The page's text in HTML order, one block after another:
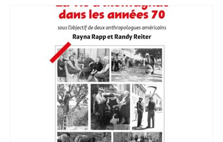
Associations
Commerces
Entreprises
Offres d’emploi
Loisirs
Hébergement